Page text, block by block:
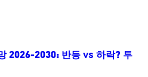
2026-2030: 반등 vs 하락? 투